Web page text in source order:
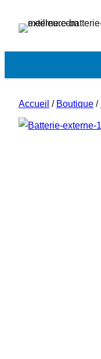
Accueil / Boutique /